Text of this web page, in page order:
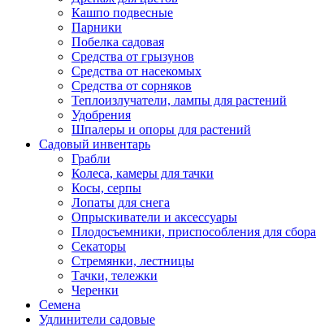
Кашпо подвесные
Парники
Побелка садовая
Средства от грызунов
Средства от насекомых
Средства от сорняков
Теплоизлучатели, лампы для растений
Удобрения
Шпалеры и опоры для растений
Садовый инвентарь
Грабли
Колеса, камеры для тачки
Косы, серпы
Лопаты для снега
Опрыскиватели и аксессуары
Плодосъемники, приспособления для сбора
Секаторы
Стремянки, лестницы
Тачки, тележки
Черенки
Семена
Удлинители садовые